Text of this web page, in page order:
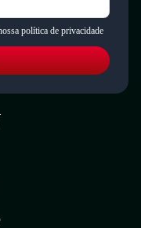
política de privacidade